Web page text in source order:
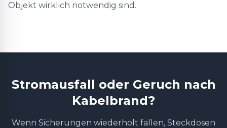
Objekt wirklich notwendig sind.
Stromausfall oder Geruch nach
Kabelbrand?
Wenn Sicherungen wiederholt fallen, Steckdosen